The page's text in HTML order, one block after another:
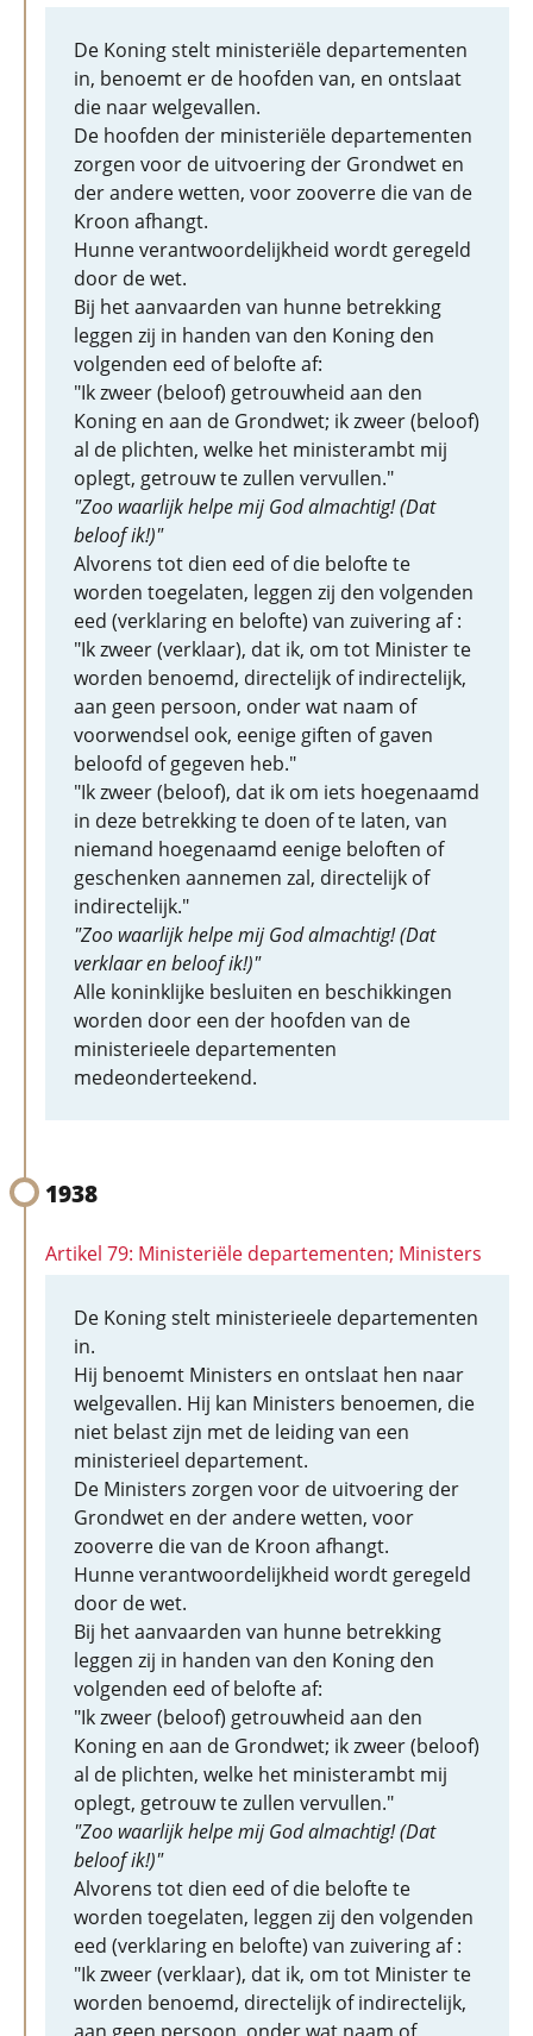
De Koning stelt ministeriële departementen
in, benoemt er de hoofden van, en ontslaat
die naar welgevallen.
De hoofden der ministeriële departementen
zorgen voor de uitvoering der Grondwet en
der andere wetten, voor zooverre die van de
Kroon afhangt.
Hunne verantwoordelijkheid wordt geregeld
door de wet.
Bij het aanvaarden van hunne betrekking
leggen zij in handen van den Koning den
volgenden eed of belofte af:
"Ik zweer (beloof) getrouwheid aan den
Koning en aan de Grondwet; ik zweer (beloof)
al de plichten, welke het ministerambt mij
oplegt, getrouw te zullen vervullen."
"Zoo waarlijk helpe mij God almachtig! (Dat
beloof ik!)"
Alvorens tot dien eed of die belofte te
worden toegelaten, leggen zij den volgenden
eed (verklaring en belofte) van zuivering af :
"Ik zweer (verklaar), dat ik, om tot Minister te
worden benoemd, directelijk of indirectelijk,
aan geen persoon, onder wat naam of
voorwendsel ook, eenige giften of gaven
beloofd of gegeven heb."
"Ik zweer (beloof), dat ik om iets hoegenaamd
in deze betrekking te doen of te laten, van
niemand hoegenaamd eenige beloften of
geschenken aannemen zal, directelijk of
indirectelijk."
"Zoo waarlijk helpe mij God almachtig! (Dat
verklaar en beloof ik!)"
Alle koninklijke besluiten en beschikkingen
worden door een der hoofden van de
ministerieele departementen
medeonderteekend.
1938
Artikel 79: Ministeriële departementen; Ministers
De Koning stelt ministerieele departementen
in.
Hij benoemt Ministers en ontslaat hen naar
welgevallen. Hij kan Ministers benoemen, die
niet belast zijn met de leiding van een
ministerieel departement.
De Ministers zorgen voor de uitvoering der
Grondwet en der andere wetten, voor
zooverre die van de Kroon afhangt.
Hunne verantwoordelijkheid wordt geregeld
door de wet.
Bij het aanvaarden van hunne betrekking
leggen zij in handen van den Koning den
volgenden eed of belofte af:
"Ik zweer (beloof) getrouwheid aan den
Koning en aan de Grondwet; ik zweer (beloof)
al de plichten, welke het ministerambt mij
oplegt, getrouw te zullen vervullen."
"Zoo waarlijk helpe mij God almachtig! (Dat
beloof ik!)"
Alvorens tot dien eed of die belofte te
worden toegelaten, leggen zij den volgenden
eed (verklaring en belofte) van zuivering af :
"Ik zweer (verklaar), dat ik, om tot Minister te
worden benoemd, directelijk of indirectelijk,